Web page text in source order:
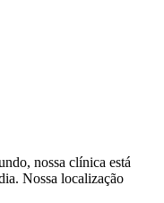
nossa clínica está
Nossa localização